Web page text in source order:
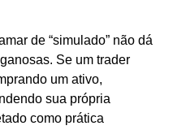
de “simulado” não dá
Se um trader
um ativo,
sua própria
como prática